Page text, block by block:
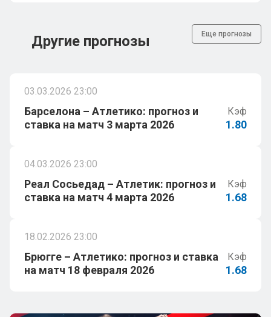
Другие прогнозы Еще прогнозы
03.03.2026 23:00
Барселона – Атлетико: прогноз и
ставка на матч 3 марта 2026
Кэф
1.80
04.03.2026 23:00
Реал Сосьедад – Атлетик: прогноз и
ставка на матч 4 марта 2026
Кэф
1.68
18.02.2026 23:00
Брюгге – Атлетико: прогноз и ставка
на матч 18 февраля 2026
Кэф
1.68